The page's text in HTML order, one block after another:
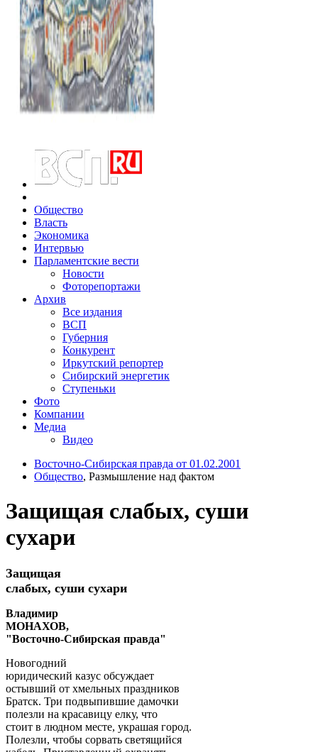
Общество
Власть
Экономика
Интервью
Парламентские вести
Новости
Фоторепортажи
Архив
Все издания
ВСП
Губерния
Конкурент
Иркутский репортер
Сибирский энергетик
Ступеньки
Фото
Компании
Медиа
Видео
Восточно-Сибирская правда от 01.02.2001
Общество, Размышление над фактом
Защищая слабых, суши
сухари
Защищая
слабых, суши сухари
Владимир
МОНАХОВ,
"Восточно-Сибирская правда"
Новогодний
юридический казус обсуждает
остывший от хмельных праздников
Братск. Три подвыпившие дамочки
полезли на красавицу елку, что
стоит в людном месте, украшая город.
Полезли, чтобы сорвать светящийся